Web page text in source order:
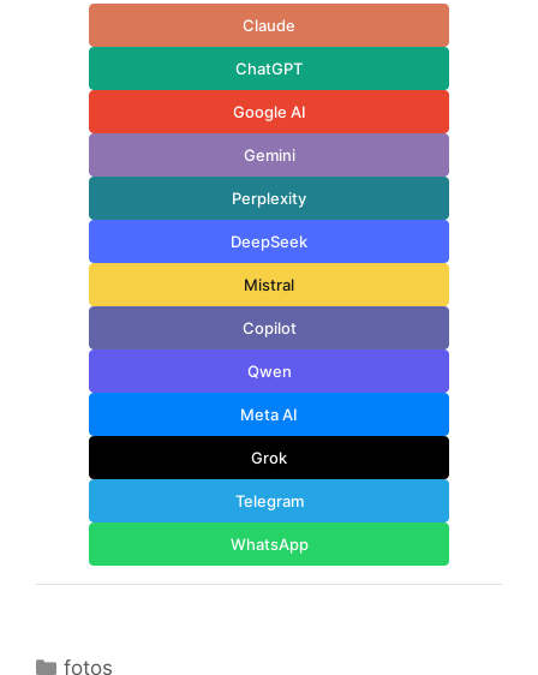
Claude
ChatGPT
Google AI
Gemini
Perplexity
DeepSeek
Mistral
Copilot
Qwen
Meta AI
Grok
Telegram
WhatsApp
Categorías
fotos